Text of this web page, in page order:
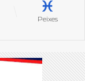
Peixes